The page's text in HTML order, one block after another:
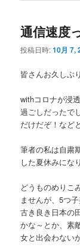
通信速度
投稿日時:10月 7,
皆さんお久しぶ
withコロナが浸
過ごしだったで
だけだぞ！など
筆者の私は自粛
した夏休みにな
どうものめりこ
ませんが、5つ
古き良き日本の
かな～とか、素
女と出会わない